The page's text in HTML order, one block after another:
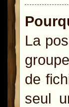
La
de
seul